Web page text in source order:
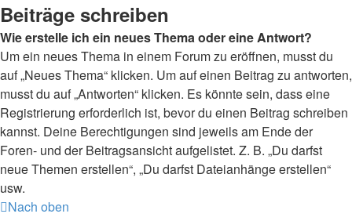
Beiträge schreiben
Wie erstelle ich ein neues Thema oder eine Antwort?
Um ein neues Thema in einem Forum zu eröffnen, musst du
auf „Neues Thema“ klicken. Um auf einen Beitrag zu antworten,
musst du auf „Antworten“ klicken. Es könnte sein, dass eine
Registrierung erforderlich ist, bevor du einen Beitrag schreiben
kannst. Deine Berechtigungen sind jeweils am Ende der
Foren- und der Beitragsansicht aufgelistet. Z. B. „Du darfst
neue Themen erstellen“, „Du darfst Dateianhänge erstellen“
usw.
Nach oben